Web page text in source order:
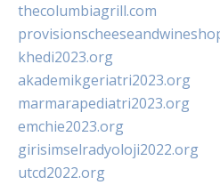
thecolumbiagrill.com
khedi2023.org
akademikgeriatri2023.org
marmarapediatri2023.org
emchie2023.org
girisimselradyoloji2022.org
utcd2022.org